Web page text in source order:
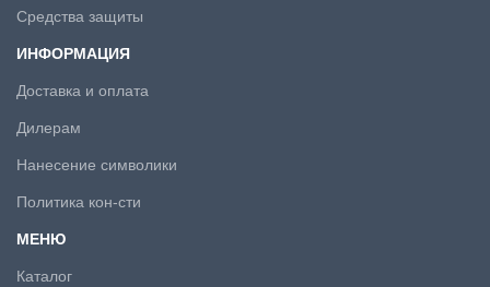
Средства защиты
ИНФОРМАЦИЯ
Доставка и оплата
Дилерам
Нанесение символики
Политика кон-сти
МЕНЮ
Каталог